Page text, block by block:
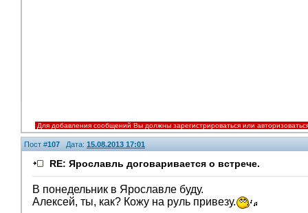
Для добавления сообщений Вы должны зарегистрироваться или
Пост #107 Дата: 15.08.2013 17:01
RE: Ярославль договаривается о встрече.
В понедельник в Ярославле буду.
Алексей, ты, как? Кожу на руль привезу.